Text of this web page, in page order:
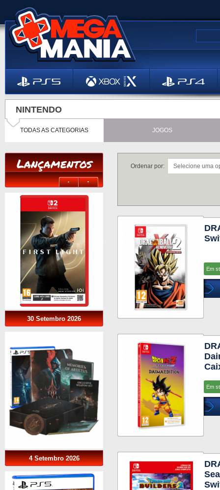
NINTENDO
TODAS AS CATEGORIAS JOGOS
Lançamentos
30 Setembro 2026
4 Setembro 2026
Ordenar por:
Em
Em